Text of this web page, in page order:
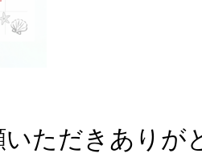
いただきありが